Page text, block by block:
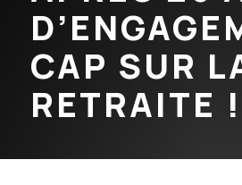
CAP SUR
RETRAITE !